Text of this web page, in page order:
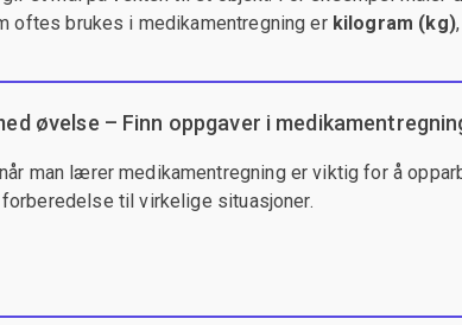
oftes brukes i medikamentregning er kilogram (kg)
øvelse – Finn oppgaver i
man lærer medikamentregning er viktig for å
til virkelige situasjoner.